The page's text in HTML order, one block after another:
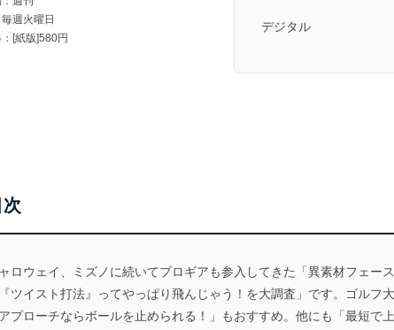
週火曜日
[紙版]580円
デジタル
次
ロウェイ、ミズノに続いてプロギアも参入してきた「異素材フェ
ツイスト打法』ってやっぱり飛んじゃう！を大調査」です。ゴルフ
プローチならボールを止められる！」もおすすめ。他にも「最短